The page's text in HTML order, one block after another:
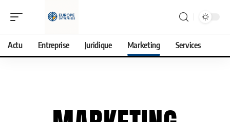
Actu Entreprise Juridique Marketing Services